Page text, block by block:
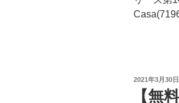
投
2021年3月30日
【無